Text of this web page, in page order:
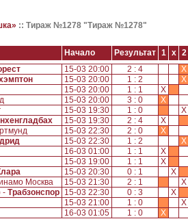
:: Тираж №1278 "Тираж №1278"
Начало Результат 1 x
2
15-03 20:00 2 : 4
X
15-03 20:00 1 : 2
X
15-03 20:00 1 : 1
X
15-03 20:00 3 : 0
X
15-03 19:30 1 : 0
X
15-03 19:30 2 : 4
X
15-03 22:30 2 : 0
X
15-03 22:30 1 : 2
X
16-03 01:00 1 : 1
X
15-03 19:00 1 : 1
X
15-03 20:30 0 : 1
X
Москва 15-03 21:30 2 : 1
X
- Трабзонспор 15-03 22:30 0 : 3
X
15-03 21:00 1 : 0
X
16-03 01:05 1 : 0
X